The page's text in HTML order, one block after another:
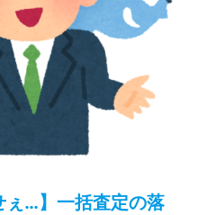
ぇ…】一括査定の落